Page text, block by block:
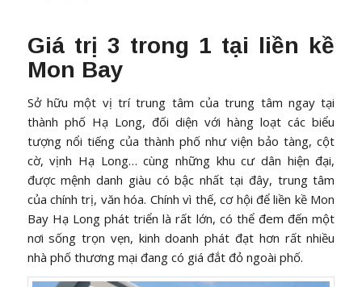
Giá trị 3 trong 1 tại liền kề
Mon Bay
Sở hữu một vị trí trung tâm của trung tâm ngay tại
thành phố Hạ Long, đối diện với hàng loạt các biểu
tượng nổi tiếng của thành phố như viện bảo tàng, cột
cờ, vịnh Hạ Long… cùng những khu cư dân hiện đại,
được mệnh danh giàu có bậc nhất tại đây, trung tâm
của chính trị, văn hóa. Chính vì thế, cơ hội để liền kề Mon
Bay Hạ Long phát triển là rất lớn, có thể đem đến một
nơi sống trọn vẹn, kinh doanh phát đạt hơn rất nhiều
nhà phố thương mại đang có giá đắt đỏ ngoài phố.